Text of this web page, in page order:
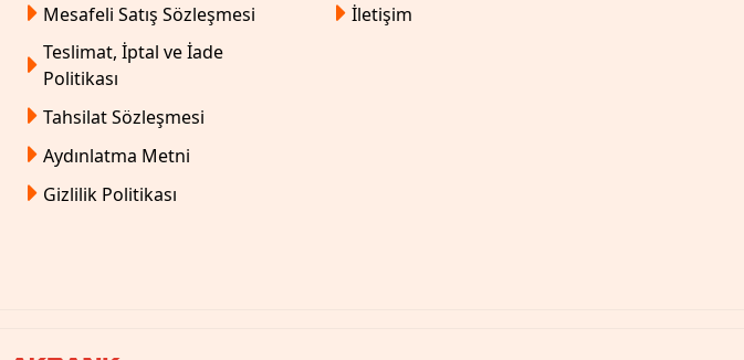
Mesafeli Satış Sözleşmesi
Teslimat, İptal ve İade
Politikası
Tahsilat Sözleşmesi
Aydınlatma Metni
Gizlilik Politikası
İletişim